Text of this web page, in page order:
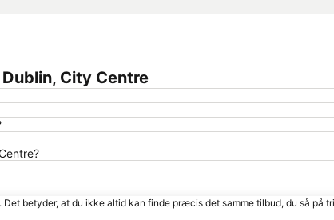
City Centre
betyder, at du ikke altid kan finde præcis det samme tilbud, du så på